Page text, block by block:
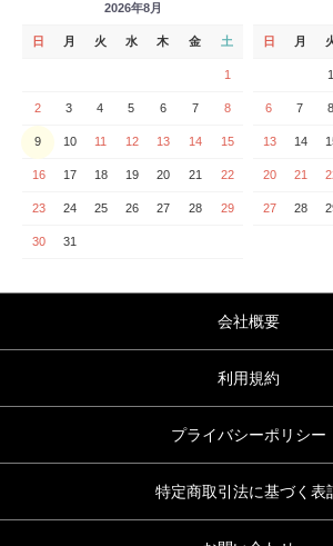
2026年8月
日 月 火 水 木 金 土
1
2 3 4 5 6 7 8
9 10 11 12 13 14 15
16 17 18 19 20 21 22
23 24 25 26 27 28 29
30 31
日 月
1
6 7 8
13 14
20 21
27 28
会社概要
利用規約
プライバシーポリシー
特定商取引法に基づく表